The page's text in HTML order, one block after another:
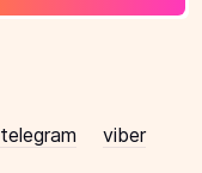
telegram viber